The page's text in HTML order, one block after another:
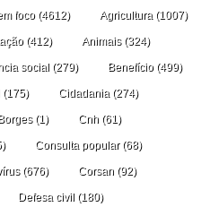
foco(4612) Agricultura (1007)
(412) Animais(324)
social (279) Benefício(499)
(175) Cidadania (274)
(1) Cnh (61)
Consulta popular(68)
(676) Corsan (92)
Defesa civil (180)